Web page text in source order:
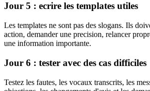
Jour 5 : ecrire les templates utiles
Les templates ne sont pas des slogans. Ils
action, demander une precision, relancer
une information importante.
Jour 6 : tester avec des cas difficiles
Testez les fautes, les vocaux transcrits, les